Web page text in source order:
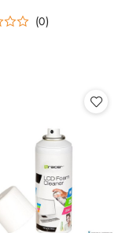
(0)